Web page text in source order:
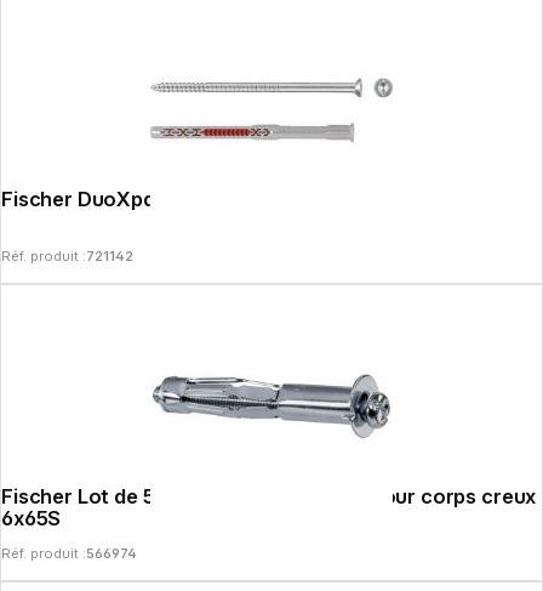
Réf. produit :721142
Fischer Lot de 50 chevilles HM métall. pour corps creux
6x65S
Réf. produit :566974